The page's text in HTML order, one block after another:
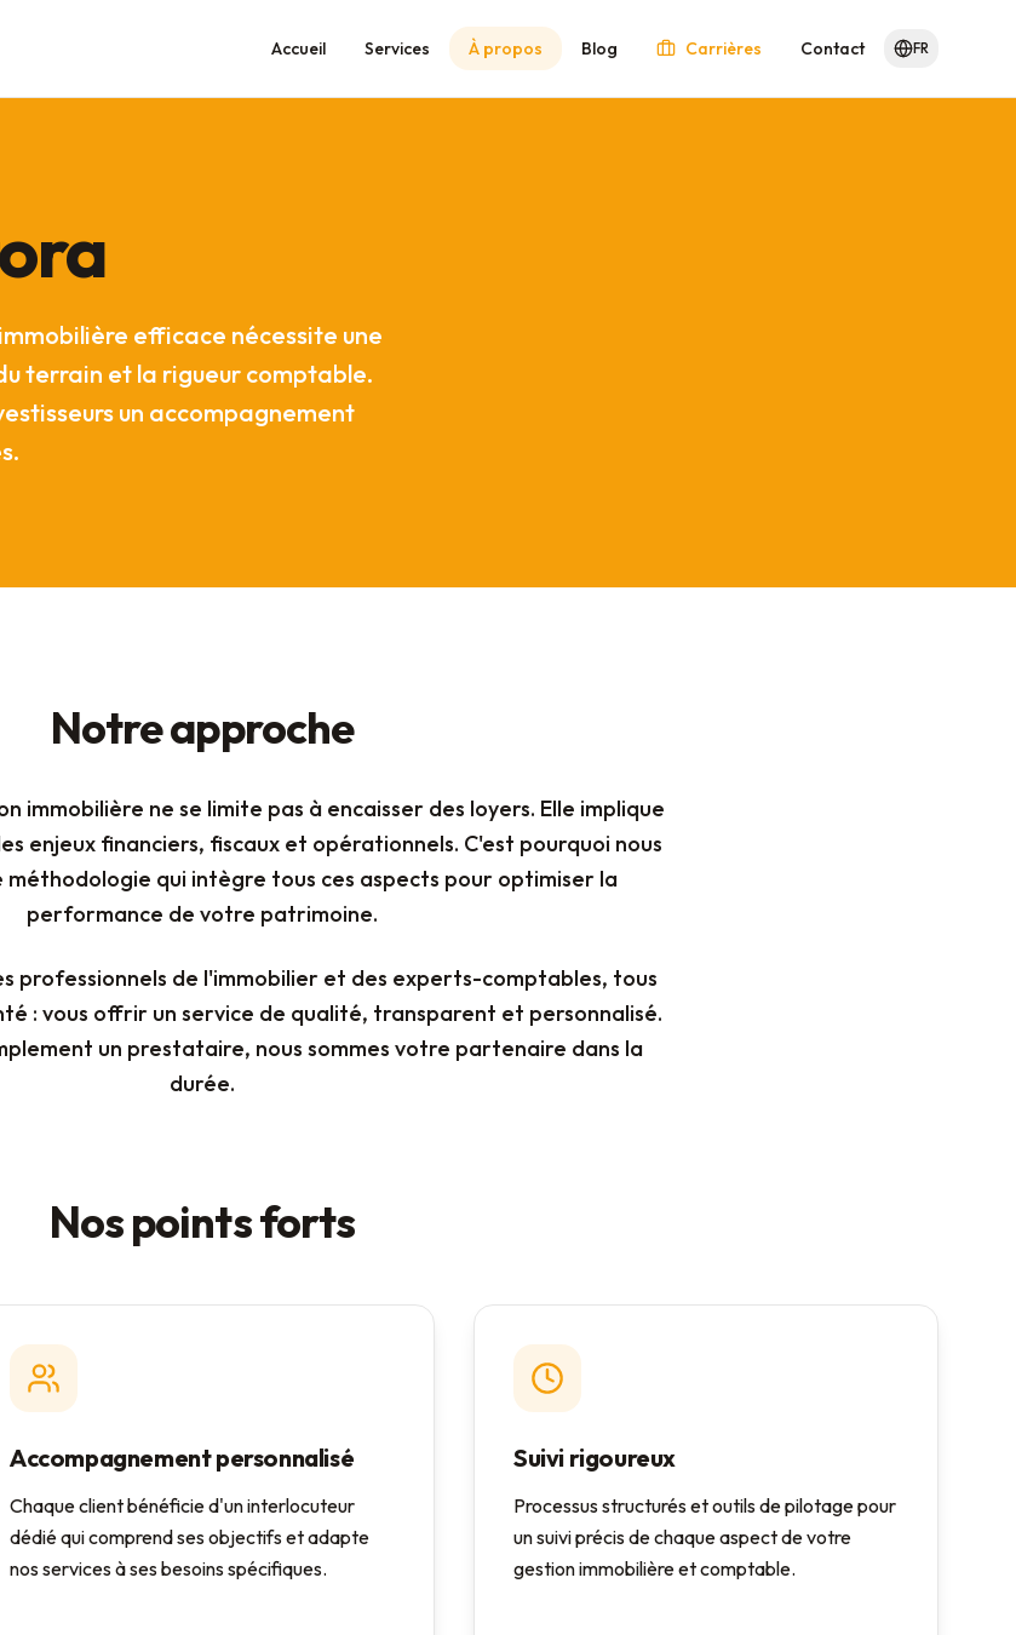
Accueil Services À propos Blog Carrières Contact FR
efficace nécessite une
terrain et la rigueur comptable.
un accompagnement
Notre approche
immobilière ne se limite pas à encaisser des loyers. Elle implique
enjeux financiers, fiscaux et opérationnels. C'est pourquoi nous
méthodologie qui intègre tous ces aspects pour optimiser la
performance de votre patrimoine.
professionnels de l'immobilier et des experts-comptables, tous
: vous offrir un service de qualité, transparent et personnalisé.
un prestataire, nous sommes votre partenaire dans la
durée.
Nos points forts
Accompagnement personnalisé
Chaque client bénéficie d'un interlocuteur
dédié qui comprend ses objectifs et adapte
nos services à ses besoins spécifiques.
Suivi rigoureux
Processus structurés et outils de pilotage pour
un suivi précis de chaque aspect de votre
gestion immobilière et comptable.